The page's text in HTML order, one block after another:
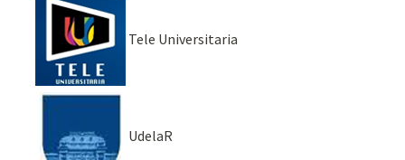
Tele Universitaria
UdelaR